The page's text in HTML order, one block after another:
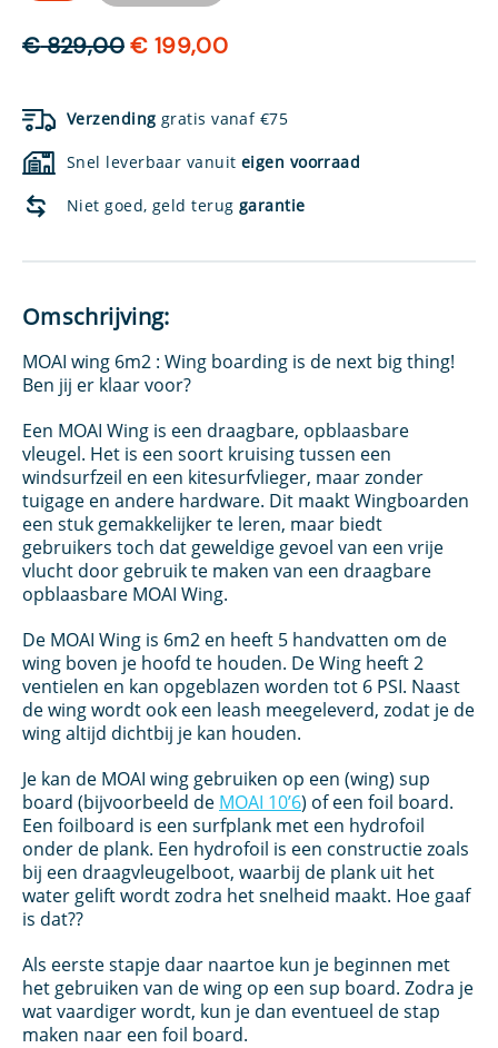
€829,00Oorspronkelijke
€ 829,00.
€ 199,00Huidige
€ 199,00.
Verzending gratis vanaf €75
Snel leverbaar vanuit eigen voorraad
Niet goed, geld terug garantie
Omschrijving:
MOAI wing 6m2 : Wing boarding is de next big thing!
Ben jij er klaar voor?
Een MOAI Wing is een draagbare, opblaasbare
vleugel. Het is een soort kruising tussen een
windsurfzeil en een kitesurfvlieger, maar zonder
tuigage en andere hardware. Dit maakt Wingboarden
een stuk gemakkelijker te leren, maar biedt
gebruikers toch dat geweldige gevoel van een vrije
vlucht door gebruik te maken van een draagbare
opblaasbare MOAI Wing.
De MOAI Wing is 6m2 en heeft 5 handvatten om de
wing boven je hoofd te houden. De Wing heeft 2
ventielen en kan opgeblazen worden tot 6 PSI. Naast
de wing wordt ook een leash meegeleverd, zodat je de
wing altijd dichtbij je kan houden.
Je kan de MOAI wing gebruiken op een (wing) sup
board (bijvoorbeeld de MOAI 10’6) of een foil board.
Een foilboard is een surfplank met een hydrofoil
onder de plank. Een hydrofoil is een constructie zoals
bij een draagvleugelboot, waarbij de plank uit het
water gelift wordt zodra het snelheid maakt. Hoe gaaf
is dat??
Als eerste stapje daar naartoe kun je beginnen met
het gebruiken van de wing op een sup board. Zodra je
wat vaardiger wordt, kun je dan eventueel de stap
maken naar een foil board.